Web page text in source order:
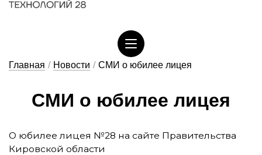
Главная / Новости / СМИ о юбилее лицея
СМИ о ю­би­лее ли­цея
О юбилее лицея №28 на сайте Правительства
Кировской области